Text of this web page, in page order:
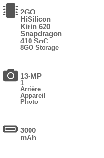
2GO
HiSilicon
Kirin 620
Snapdragon
410 SoC
8GO Storage
13-MP
1
Arrière
Appareil
Photo
3000
mAh